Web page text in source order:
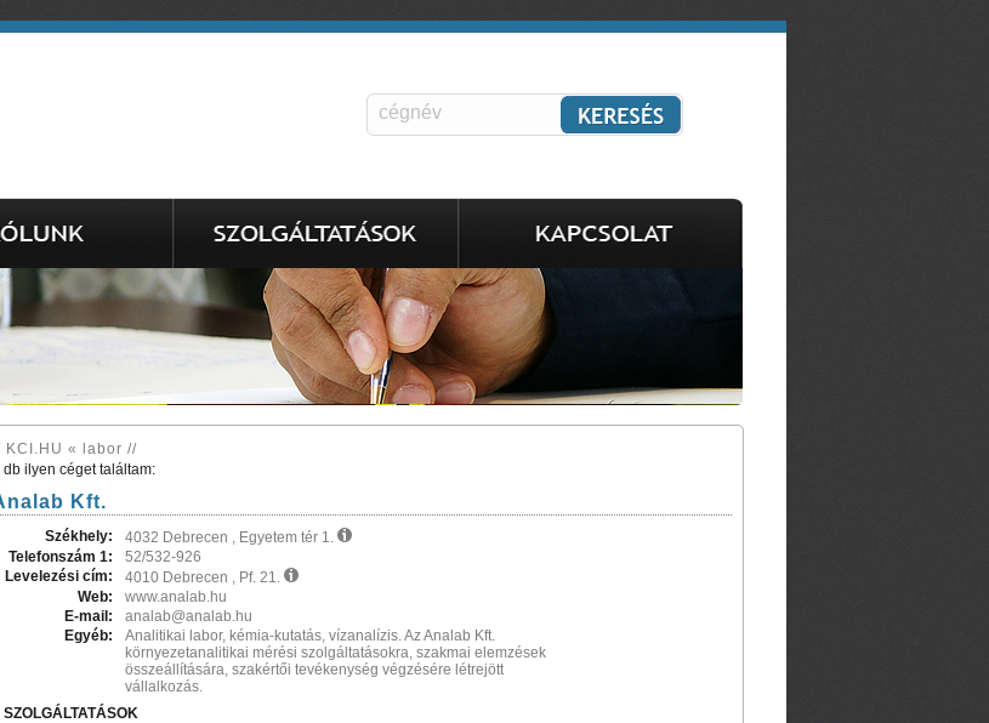
KCI.HU « labor //
db ilyen céget találtam:
Kft.
Székhely:
4032 Debrecen , Egyetem tér 1.
Telefonszám 1:
52/532-926
Levelezési cím:
4010 Debrecen , Pf. 21.
Web:
www.analab.hu
E-mail:
analab@analab.hu
Egyéb:
Analitikai labor, kémia-kutatás, vízanalízis. Az Analab Kft.
környezetanalitikai mérési szolgáltatásokra, szakmai elemzések
összeállítására, szakértői tevékenység végzésére létrejött
vállalkozás.
SZOLGÁLTATÁSOK